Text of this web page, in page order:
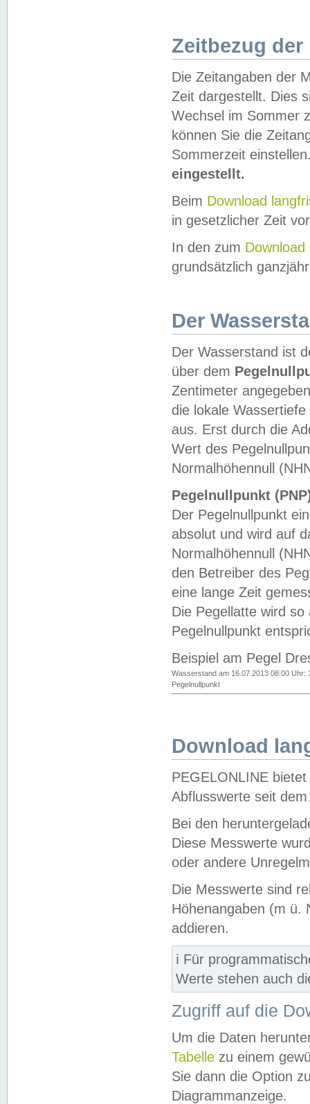
Zeitbezug der
Die Zeitangaben der
Zeit dargestellt. Dies
Wechsel im Sommer
können Sie die
Sommerzeit
eingestellt.
Beim Download
in gesetzlicher Zeit
In den zum Download
grundsätzlich
Der
Der Wasserstand ist
über dem
Zentimeter
die lokale
aus. Erst durch die
Wert des
Normalhöhennull
Pegelnullpunkt
Der Pegelnullpunkt
absolut und wird auf
Normalhöhennull
den Betreiber des
eine lange Zeit
Die Pegellatte wird
Pegelnullpunkt
Beispiel am Pegel
Wasserstand am 16.07.2013 08:00 Uhr:
Pegelnullpunkt
Download
PEGELONLINE
Abflusswerte seit
Bei den
Diese Messwerte
oder andere
Die Messwerte sind
Höhenangaben (m ü.
addieren.
ℹ️ Für
Werte stehen auch
Zugriff auf die
Um die Daten
Tabelle zu einem
Sie dann die Option
Diagrammanzeige.